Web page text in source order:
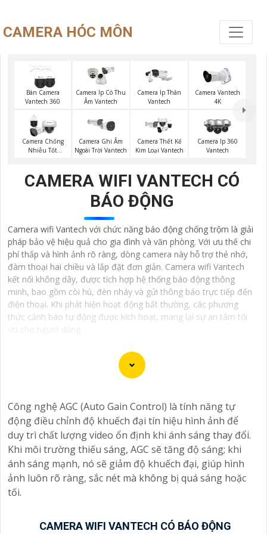
CAMERA HÓC MÔN
Bán Camera
Vantech 360
Camera Ip Có Thu
Âm Vantech
Camera Ip Thân
Vantech
Camera Vantech
4K
Camera Chống
Nhiễu Tốt
Camera Ghi Âm
Ngoài Trời Vantech
Camera Thết Kế
Kim Loại Vantech
Camera Ip 360
Vantech
CAMERA WIFI VANTECH CÓ
BÁO ĐỘNG
Camera wifi Vantech với chức năng báo động chống trộm là giải
pháp bảo vệ hiệu quả cho gia đình và văn phòng. Với ưu thế chi
phí thấp và hình ảnh rõ ràng, dòng camera này hỗ trợ thẻ nhớ,
đàm thoại hai chiều và lắp đặt đơn giản. Camera wifi Vantech
kết nối không dây, được tích hợp hệ thống báo động thông
minh, bao gồm còi hú, đèn nháy và gửi thông báo trực tiếp đến
điện thoại. Khi phát hiện hoạt động bất thường, các phương
thức cảnh báo tự động được kích hoạt, mang lại sự an tâm tối
ưu cho người dùng.
hàng đầu tại Việt Nam, chúng được thiết kế với công
nghệ hiện đại và chất lượng cao để khẳng định an ninh
và giám sát tốt cho ngôi nhà, cửa hàng, văn phòng
hoặc doanh nghiệp của bạn.
Vantech Việt Nam cung cấp các dòng sản phẩm camera
giám sát chất lượng cao như camera IP, camera HD-
TVI, camera AHD, camera wifi, camera thông minh, và
xuất theo tiêu chuẩn chất lượng cao, đáng tin cậy và dễ
Công nghệ AGC (Auto Gain Control) là tính năng tự
động điều chỉnh độ khuếch đại tín hiệu hình ảnh để
duy trì chất lượng video ổn định khi ánh sáng thay đổi.
Khi môi trường thiếu sáng, AGC sẽ tăng độ sáng; khi
ánh sáng mạnh, nó sẽ giảm độ khuếch đại, giúp hình
ảnh luôn rõ ràng, sắc nét mà không bị quá sáng hoặc
tối.
CAMERA WIFI VANTECH CÓ BÁO ĐỘNG